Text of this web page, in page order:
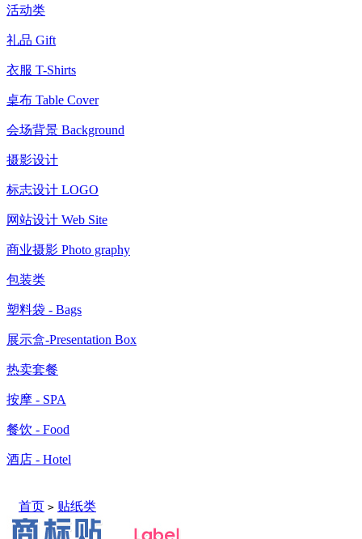
活动类
礼品 Gift
衣服 T-Shirts
桌布 Table Cover
会场背景 Background
摄影设计
标志设计 LOGO
网站设计 Web Site
商业摄影 Photo graphy
包装类
塑料袋 - Bags
展示盒-Presentation Box
热卖套餐
按摩 - SPA
餐饮 - Food
酒店 - Hotel
首页 > 贴纸类